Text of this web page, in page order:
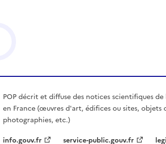
POP décrit et diffuse des notices scientifiques
en France (œuvres d'art, édifices ou sites, objets
photographies, etc.)
info.gouv.fr
service-public.gouv.fr